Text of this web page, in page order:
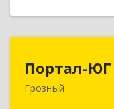
Портал-ЮГ
Грозный
364906,